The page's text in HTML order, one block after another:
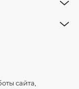
сайта,